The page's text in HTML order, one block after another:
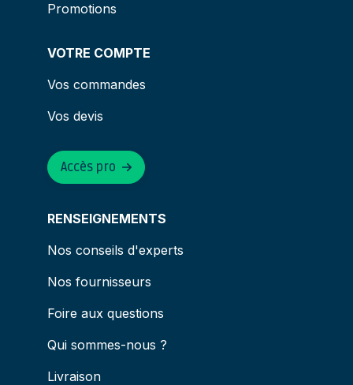
Promotions
VOTRE COMPTE
Vos commandes
Vos devis
RENSEIGNEMENTS
Nos conseils d'experts
Nos fournisseurs
Foire aux questions
Qui sommes-nous ?
Livraison
Accès pro